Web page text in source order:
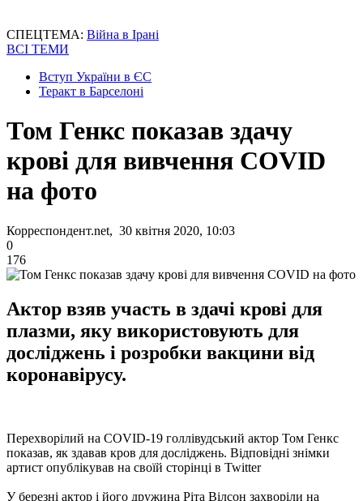
СПЕЦТЕМА: Війна в Ірані
ВСІ ТЕМИ
Вступ України в ЄС
Теракт в Барселоні
Том Генкс показав здачу
крові для вивчення COVID
на фото
Корреспондент.net, 30 квітня 2020, 10:03
0
176
Актор взяв участь в здачі крові для
плазми, яку використовують для
досліджень і розробки вакцини від
коронавірусу.
Перехворілий на COVID-19 голлівудський актор Том Генкс
показав, як здавав кров для досліджень. Відповідні знімки
артист опублікував на своїй сторінці в Twitter
У березні актор і його дружина Ріта Вілсон захворіли на